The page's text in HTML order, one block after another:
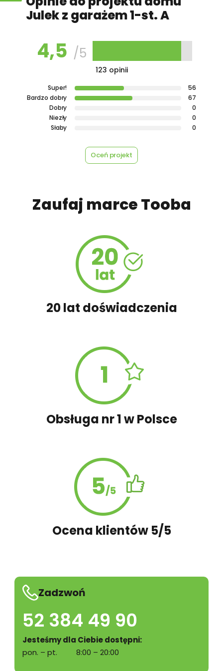
Przydomowa oczyszczalnia
Płyta styropianowa na wymiar
Rabat 10% na zakupy w
Castorama
100,00 zł
Rabat 10% na zakupy w OBI
Rekuperacja 450,00 zł
Julek z garażem 1-st. A
4,5 /5
123 opinii
Super!
56
Bardzo dobry
67
Dobry
0
Niezły
0
Słaby
0
Oceń projekt
Zaufaj marce Tooba
20 lat doświadczenia
Obsługa nr 1 w Polsce
Ocena klientów 5/5
Zadzwoń
52 384 49 90
Jesteśmy dla Ciebie dostępni:
pon. – pt.
8:00 – 20:00